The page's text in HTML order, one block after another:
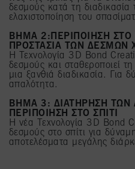
δεσμούς κατά τη διαδικασία
ελαχιστοποίηση του
ΒΗΜΑ 2:ΠΕΡΙΠΟΙΗΣΗ
ΠΡΟΣΤΑΣΙΑ ΤΩΝ ΔΕΣΜΩΝ
Η Τεχνολογία 3D Bond
δεσμούς και σταθεροποιεί
μια ξανθιά διαδικασία. Για
απαλότητα.
ΒΗΜΑ 3: ΔΙΑΤΗΡΗΣΗ ΤΩΝ
ΠΕΡΙΠΟΙΗΣΗ ΣΤΟ ΣΠΙΤΙ
Η νέα Τεχνολογία 3D Bond
δεσμούς στο σπίτι για
αποτελέσματα μεγάλης